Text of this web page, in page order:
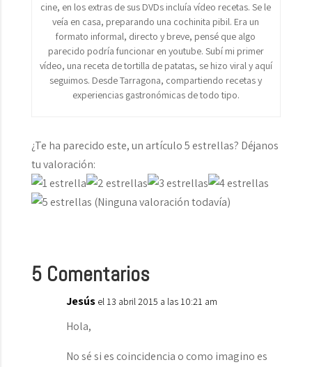
cine, en los extras de sus DVDs incluía vídeo recetas. Se le
veía en casa, preparando una cochinita pibil. Era un
formato informal, directo y breve, pensé que algo
parecido podría funcionar en youtube. Subí mi primer
vídeo, una receta de tortilla de patatas, se hizo viral y aquí
seguimos. Desde Tarragona, compartiendo recetas y
experiencias gastronómicas de todo tipo.
¿Te ha parecido este, un artículo 5 estrellas? Déjanos
tu valoración:
(Ninguna valoración todavía)
5 Comentarios
Jesús el 13 abril 2015 a las 10:21 am
Hola,
No sé si es coincidencia o como imagino es